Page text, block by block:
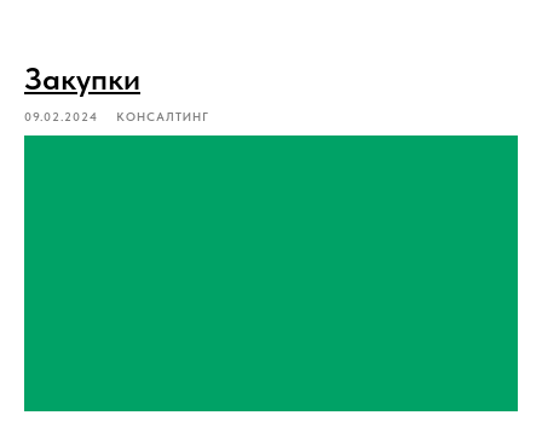
Закупки
09.02.2024 КОНСАЛТИНГ